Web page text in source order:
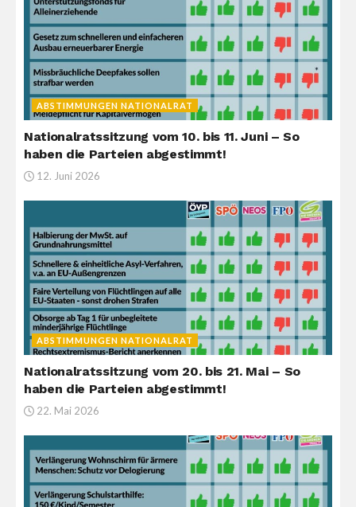
ABSTIMMUNGEN NATIONALRAT
Nationalratssitzung vom 10. bis 11. Juni – So
haben die Parteien abgestimmt!
12. Juni 2026
ABSTIMMUNGEN NATIONALRAT
Nationalratssitzung vom 20. bis 21. Mai – So
haben die Parteien abgestimmt!
22. Mai 2026